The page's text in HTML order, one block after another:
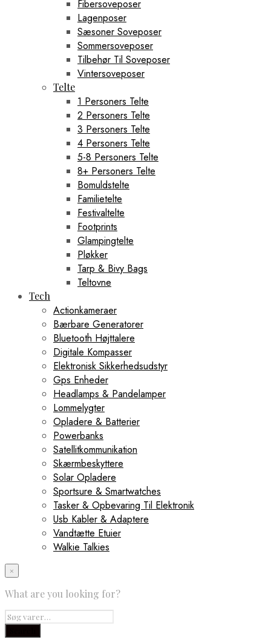
Fibersoveposer
Lagenposer
Sæsoner Soveposer
Sommersoveposer
Tilbehør Til Soveposer
Vintersoveposer
Telte
1 Personers Telte
2 Personers Telte
3 Personers Telte
4 Personers Telte
5-8 Personers Telte
8+ Personers Telte
Bomuldstelte
Familietelte
Festivaltelte
Footprints
Glampingtelte
Pløkker
Tarp & Bivy Bags
Teltovne
Tech
Actionkameraer
Bærbare Generatorer
Bluetooth Højttalere
Digitale Kompasser
Elektronisk Sikkerhedsudstyr
Gps Enheder
Headlamps & Pandelamper
Lommelygter
Opladere & Batterier
Powerbanks
Satellitkommunikation
Skærmbeskyttere
Solar Opladere
Sportsure & Smartwatches
Tasker & Opbevaring Til Elektronik
Usb Kabler & Adaptere
Vandtætte Etuier
Walkie Talkies
×
What are you looking for?